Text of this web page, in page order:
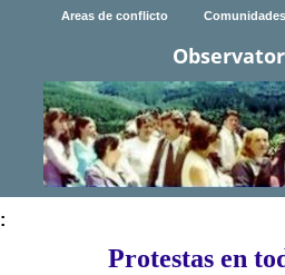
Areas de conflicto Comunidades
:
Protestas en